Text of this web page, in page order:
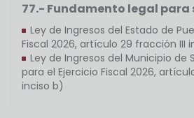
77.- Fundamento legal para
Ley de Ingresos del Estado de
Fiscal 2026, artículo 29 fracción III
Ley de Ingresos del Municipio de
para el Ejercicio Fiscal 2026,
inciso b)